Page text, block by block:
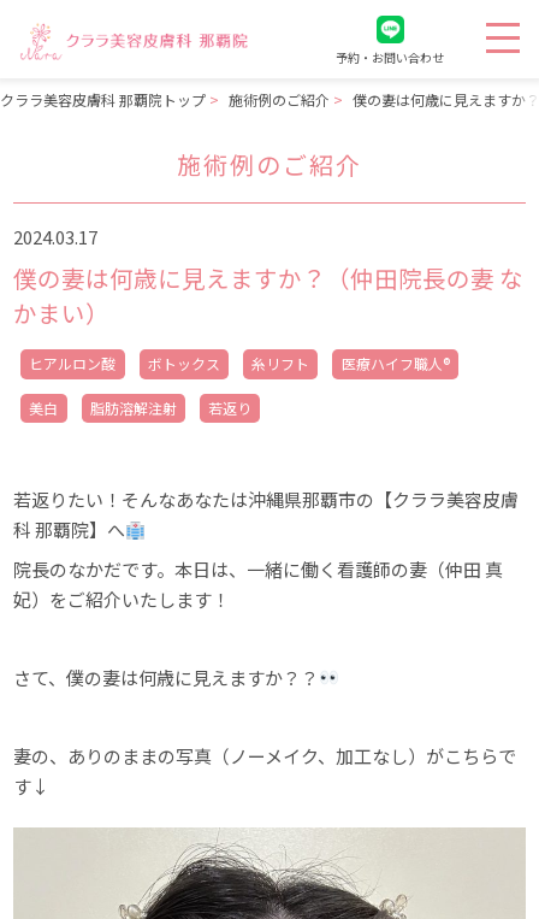
予約・お問い合わせ
クララ美容皮膚科 那覇院トップ 施術例のご紹介 僕の妻は何歳に見えますか
施術例のご紹介
2024.03.17
僕の妻は何歳に見えますか？（仲田院長の妻 な
かまい）
ヒアルロン酸 ボトックス 糸リフト 医療ハイフ職人®
美白 脂肪溶解注射 若返り
若返りたい！そんなあなたは沖縄県那覇市の【クララ美容皮膚
科 那覇院】へ
院長のなかだです。本日は、一緒に働く看護師の妻（仲田 真
妃）をご紹介いたします！
さて、僕の妻は何歳に見えますか？？
妻の、ありのままの写真（ノーメイク、加工なし）がこちらで
す↓